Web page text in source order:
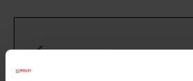
Entrega gratuitaacima